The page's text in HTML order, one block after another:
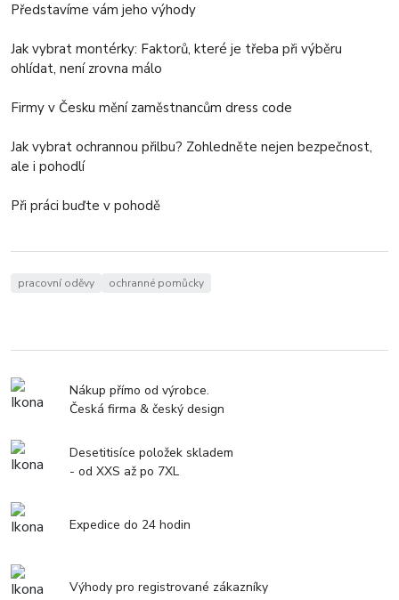
Představíme vám jeho výhody
Jak vybrat montérky: Faktorů, které je třeba při výběru
ohlídat, není zrovna málo
Firmy v Česku mění zaměstnancům dress code
Jak vybrat ochrannou přilbu? Zohledněte nejen bezpečnost,
ale i pohodlí
Při práci buďte v pohodě
pracovní oděvy ochranné pomůcky
Nákup přímo od výrobce.
Česká firma & český design
Desetitisíce položek skladem
- od XXS až po 7XL
Expedice do 24 hodin
Výhody pro registrované zákazníky